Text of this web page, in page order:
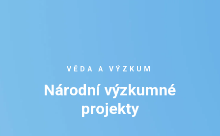
VĚDA A VÝZKUM
Národní výzkumné
projekty